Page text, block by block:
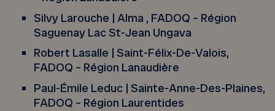
Silvy Larouche | Alma , FADOQ – Région
Saguenay Lac St-Jean Ungava
Robert Lasalle | Saint-Félix-De-Valois,
FADOQ – Région Lanaudière
Paul-Émile Leduc | Sainte-Anne-Des-Plaines,
FADOQ – Région Laurentides